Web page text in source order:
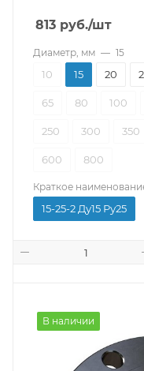
813 руб./шт
Диаметр, мм — 15
10 15 20
65 80 100
250 300 350
600 800
Краткое
15-25-2 Ду15 Ру25
В наличии